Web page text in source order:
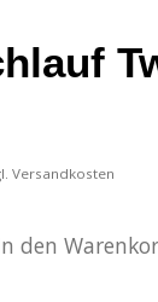
Versandkosten
den